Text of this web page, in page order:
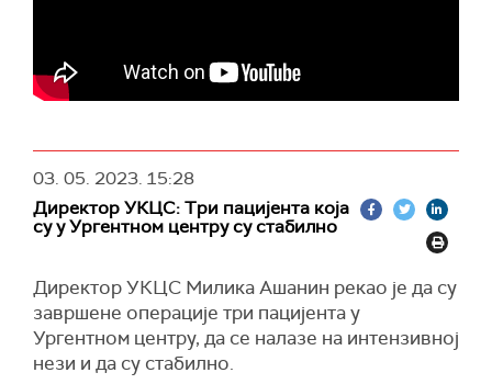
нађемо начин и решење шта је то што је
требало преиспитати. Да о неким стварима
03. 05. 2023. 15:28
Директор УКЦС: Три пацијента која
су у Ургентном центру су стабилно
Директор УКЦС Милика Ашанин рекао је да су
завршене операције три пацијента у
Ургентном центру, да се налазе на интензивној
нези и да су стабилно.